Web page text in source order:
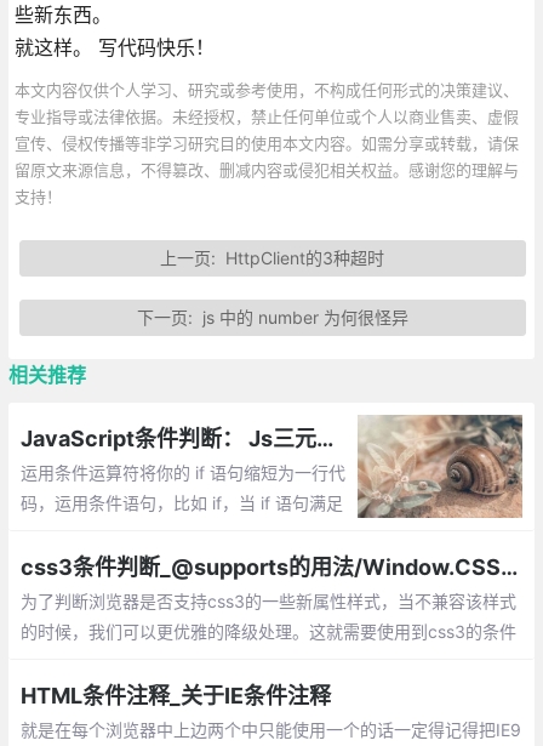
些新东西。
就这样。 写代码快乐！
本文内容仅供个人学习、研究或参考使用，不构成任何形式的决策建议、
专业指导或法律依据。未经授权，禁止任何单位或个人以商业售卖、虚假
宣传、侵权传播等非学习研究目的使用本文内容。如需分享或转载，请保
留原文来源信息，不得篡改、删减内容或侵犯相关权益。感谢您的理解与
支持！
上一页: HttpClient的3种超时
下一页: js 中的 number 为何很怪异
相关推荐
JavaScript条件判断： Js三元运算符介绍
运用条件运算符将你的 if 语句缩短为一行代
码，运用条件语句，比如 if，当 if 语句满足
css3条件判断_@supports的用法/Window.CSS.supports()的使用
为了判断浏览器是否支持css3的一些新属性样式，当不兼容该样式
的时候，我们可以更优雅的降级处理。这就需要使用到css3的条件
ports函数，来检测浏览器是否支持css3的新属性。
HTML条件注释_关于IE条件注释
就是在每个浏览器中上边两个中只能使用一个的话一定得记得把IE9